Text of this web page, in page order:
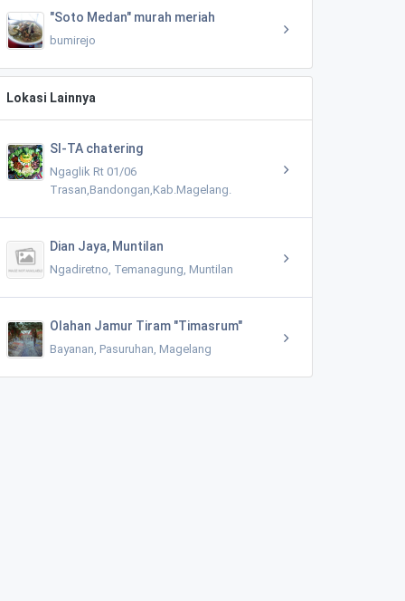
"Soto Medan" murah meriah
bumirejo
Lokasi Lainnya
SI-TA chatering
Ngaglik Rt 01/06
Trasan,Bandongan,Kab.Magelang.
Dian Jaya, Muntilan
Ngadiretno, Temanagung, Muntilan
Olahan Jamur Tiram "Timasrum"
Bayanan, Pasuruhan, Magelang